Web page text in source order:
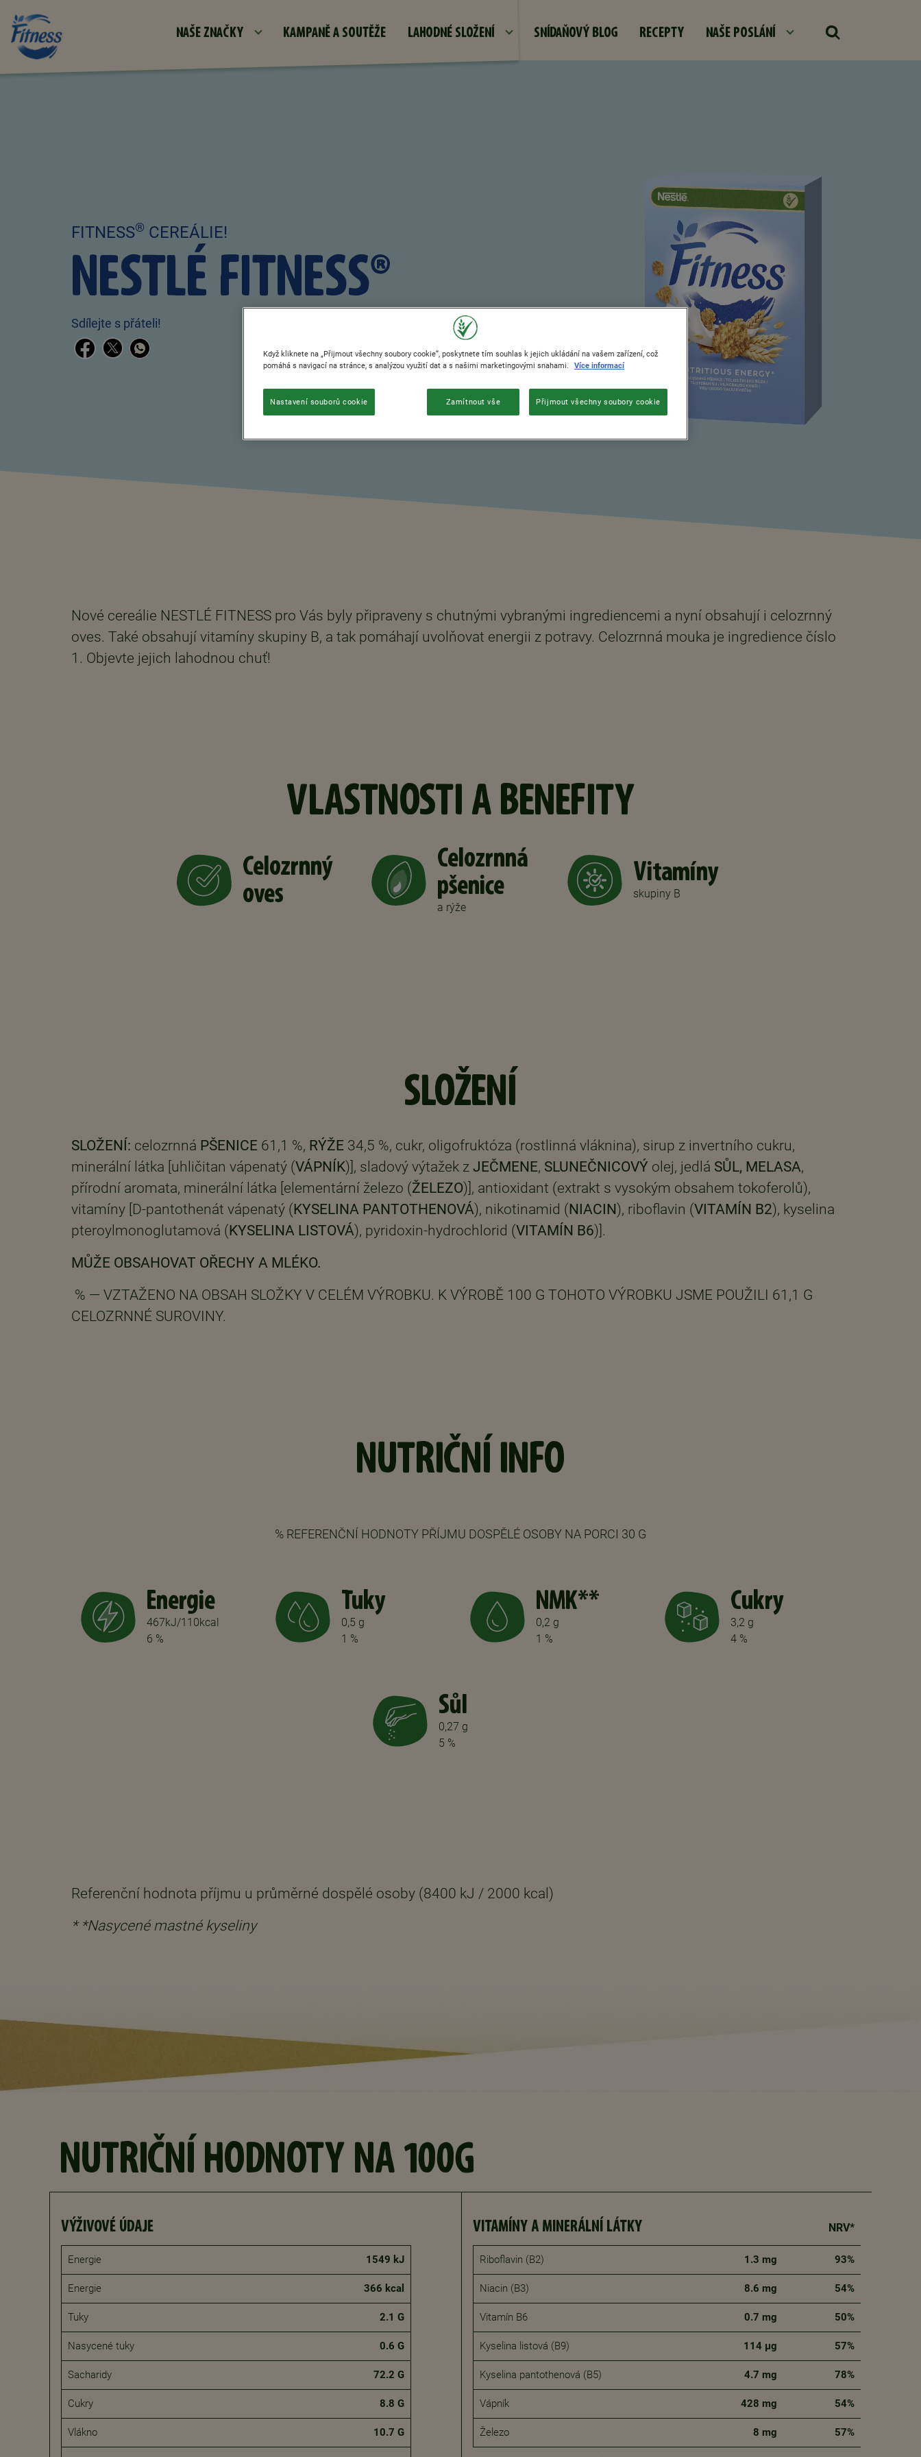
NAŠE ZNAČKY KAMPANĚ A SOUTĚŽE LAHODNÉ SLOŽENÍ SNÍDAŇOVÝ BLOG RECEPTY NAŠE POSLÁNÍ
FITNESS® CEREÁLIE!
NESTLÉ FITNESS®
Sdílejte s přáteli!
Nové cereálie NESTLÉ FITNESS pro Vás byly připraveny s chutnými vybranými ingrediencemi a nyní obsahují i celozrnný
oves. Také obsahují vitamíny skupiny B, a tak pomáhají uvolňovat energii z potravy. Celozrnná mouka je ingredience číslo
1. Objevte jejich lahodnou chuť!
VLASTNOSTI A BENEFITY
Celozrnný
oves
Celozrnná
pšenice
a rýže
Vitamíny
skupiny B
SLOŽENÍ
SLOŽENÍ: celozrnná PŠENICE 61,1 %, RÝŽE 34,5 %, cukr, oligofruktóza (rostlinná vláknina), sirup z invertního cukru,
minerální látka [uhličitan vápenatý (VÁPNÍK)], sladový výtažek z JEČMENE, SLUNEČNICOVÝ olej, jedlá SŮL, MELASA,
přírodní aromata, minerální látka [elementární železo (ŽELEZO)], antioxidant (extrakt s vysokým obsahem tokoferolů),
vitamíny [D-pantothenát vápenatý (KYSELINA PANTOTHENOVÁ), nikotinamid (NIACIN), riboflavin (VITAMÍN B2), kyselina
pteroylmonoglutamová (KYSELINA LISTOVÁ), pyridoxin-hydrochlorid (VITAMÍN B6)].
MŮŽE OBSAHOVAT OŘECHY A MLÉKO.
% — VZTAŽENO NA OBSAH SLOŽKY V CELÉM VÝROBKU. K VÝROBĚ 100 G TOHOTO VÝROBKU JSME POUŽILI 61,1 G
CELOZRNNÉ SUROVINY.
NUTRIČNÍ INFO
% REFERENČNÍ HODNOTY PŘÍJMU DOSPĚLÉ OSOBY NA PORCI 30 G
Energie
467kJ/110kcal
6 %
Tuky
0,5 g
1 %
NMK**
0,2 g
1 %
Cukry
3,2 g
4 %
Sůl
0,27 g
5 %
Referenční hodnota příjmu u průměrné dospělé osoby (8400 kJ / 2000 kcal)
* *Nasycené mastné kyseliny
NUTRIČNÍ HODNOTY NA 100G
VÝŽIVOVÉ ÚDAJE
Energie 1549 kJ
Energie 366 kcal
Tuky 2.1 G
Nasycené tuky 0.6 G
Sacharidy 72.2 G
Cukry 8.8 G
Vlákno 10.7 G
VITAMÍNY A MINERÁLNÍ LÁTKY NRV*
Riboflavin (B2) 1.3 mg 93%
Niacin (B3) 8.6 mg 54%
Vitamín B6 0.7 mg 50%
Kyselina listová (B9) 114 μg 57%
Kyselina pantothenová (B5) 4.7 mg 78%
Vápník 428 mg 54%
Železo 8 mg 57%
Když kliknete na „Přijmout všechny soubory cookie“, poskytnete tím souhlas k jejich ukládání na vašem zařízení, což
pomáhá s navigací na stránce, s analýzou využití dat a s našimi marketingovými snahami.
Více informací
Zamítnout vše Přijmout všechny soubory cookie
Nastavení souborů cookie